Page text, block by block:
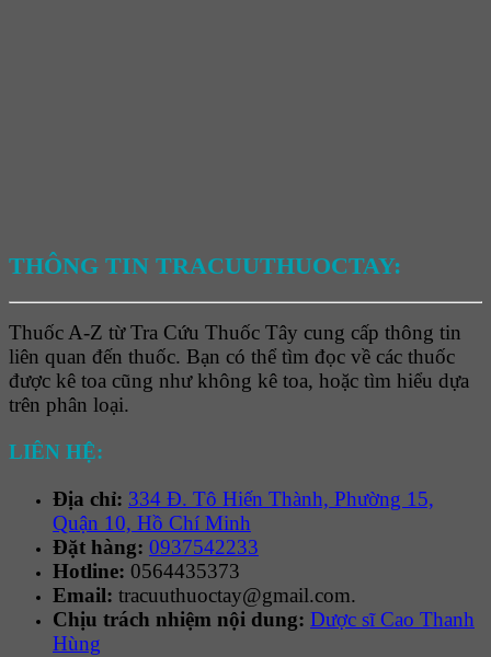
THÔNG TIN TRACUUTHUOCTAY:
Thuốc A-Z từ Tra Cứu Thuốc Tây cung cấp thông tin
liên quan đến thuốc. Bạn có thể tìm đọc về các thuốc
được kê toa cũng như không kê toa, hoặc tìm hiểu dựa
trên phân loại.
LIÊN HỆ:
Địa chỉ: 334 Đ. Tô Hiến Thành, Phường 15,
Quận 10, Hồ Chí Minh
Đặt hàng: 0937542233
Hotline: 0564435373
Email: tracuuthuoctay@gmail.com.
Chịu trách nhiệm nội dung: Dược sĩ Cao Thanh
Hùng